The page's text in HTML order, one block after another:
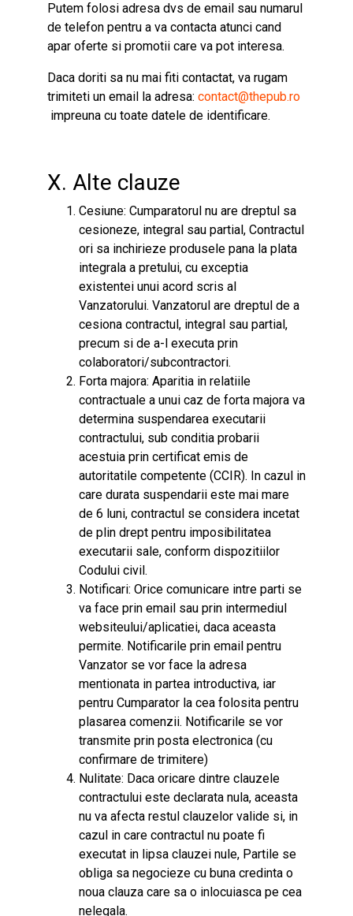
Putem folosi adresa dvs de email sau numarul
de telefon pentru a va contacta atunci cand
apar oferte si promotii care va pot interesa.
Daca doriti sa nu mai fiti contactat, va rugam
trimiteti un email la adresa: contact@thepub.ro
impreuna cu toate datele de identificare.
X. Alte clauze
Cesiune: Cumparatorul nu are dreptul sa
cesioneze, integral sau partial, Contractul
ori sa inchirieze produsele pana la plata
integrala a pretului, cu exceptia
existentei unui acord scris al
Vanzatorului. Vanzatorul are dreptul de a
cesiona contractul, integral sau partial,
precum si de a-l executa prin
colaboratori/subcontractori.
Forta majora: Aparitia in relatiile
contractuale a unui caz de forta majora va
determina suspendarea executarii
contractului, sub conditia probarii
acestuia prin certificat emis de
autoritatile competente (CCIR). In cazul in
care durata suspendarii este mai mare
de 6 luni, contractul se considera incetat
de plin drept pentru imposibilitatea
executarii sale, conform dispozitiilor
Codului civil.
Notificari: Orice comunicare intre parti se
va face prin email sau prin intermediul
websiteului/aplicatiei, daca aceasta
permite. Notificarile prin email pentru
Vanzator se vor face la adresa
mentionata in partea introductiva, iar
pentru Cumparator la cea folosita pentru
plasarea comenzii. Notificarile se vor
transmite prin posta electronica (cu
confirmare de trimitere)
Nulitate: Daca oricare dintre clauzele
contractului este declarata nula, aceasta
nu va afecta restul clauzelor valide si, in
cazul in care contractul nu poate fi
executat in lipsa clauzei nule, Partile se
obliga sa negocieze cu buna credinta o
noua clauza care sa o inlocuiasca pe cea
nelegala.